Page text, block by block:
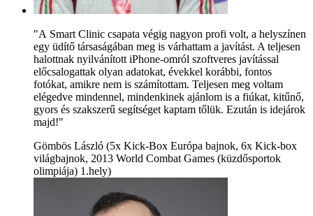
"A Smart Clinic csapata végig nagyon profi volt, a helyszínen
egy üdítő társaságában meg is várhattam a javítást. A teljesen
halottnak nyilvánított iPhone-omról szoftveres javítással
előcsalogattak olyan adatokat, évekkel korábbi, fontos
fotókat, amikre nem is számítottam. Teljesen meg voltam
elégedve mindennel, mindenkinek ajánlom is a fiúkat, kitűnő,
gyors és szakszerű segítséget kaptam tőlük. Ezután is idejárok
majd!"
Gömbös László (5x Kick-Box Európa bajnok, 6x Kick-box
világbajnok, 2013 World Combat Games (küzdősportok
olimpiája) 1.hely)